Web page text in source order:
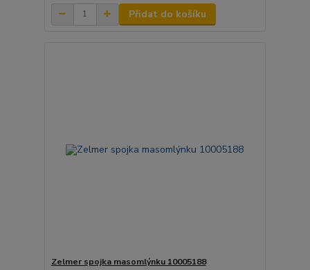
Přidat do košíku
Zelmer spojka masomlýnku 10005188